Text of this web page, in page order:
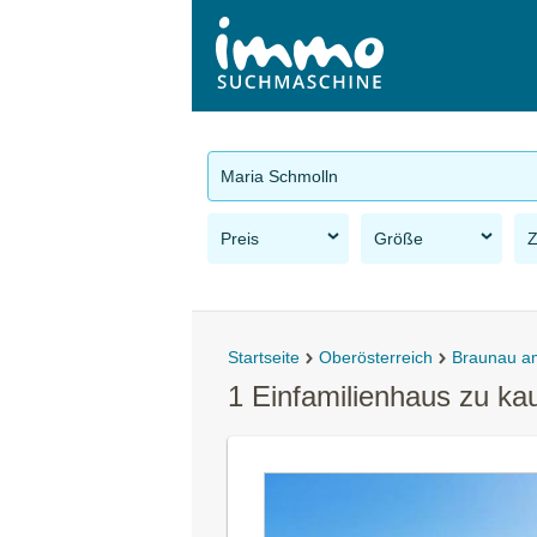
Maria Schmolln
Preis Größe
Startseite Oberösterreich Braunau
1 Einfamilienhaus zu